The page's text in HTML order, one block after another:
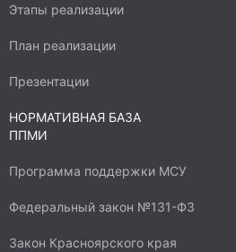
Этапы реализации
План реализации
Презентации
НОРМАТИВНАЯ БАЗА
ППМИ
Программа поддержки МСУ
Федеральный закон №131-ФЗ
Закон Красноярского края